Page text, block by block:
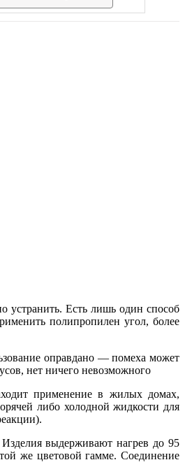
устранить. Есть лишь один способ
полипропилен угол, более
оправдано — помеха может
нет ничего невозможного
применение в жилых домах,
либо холодной жидкости для
выдерживают нагрев до 95
же цветовой гамме. Соединение